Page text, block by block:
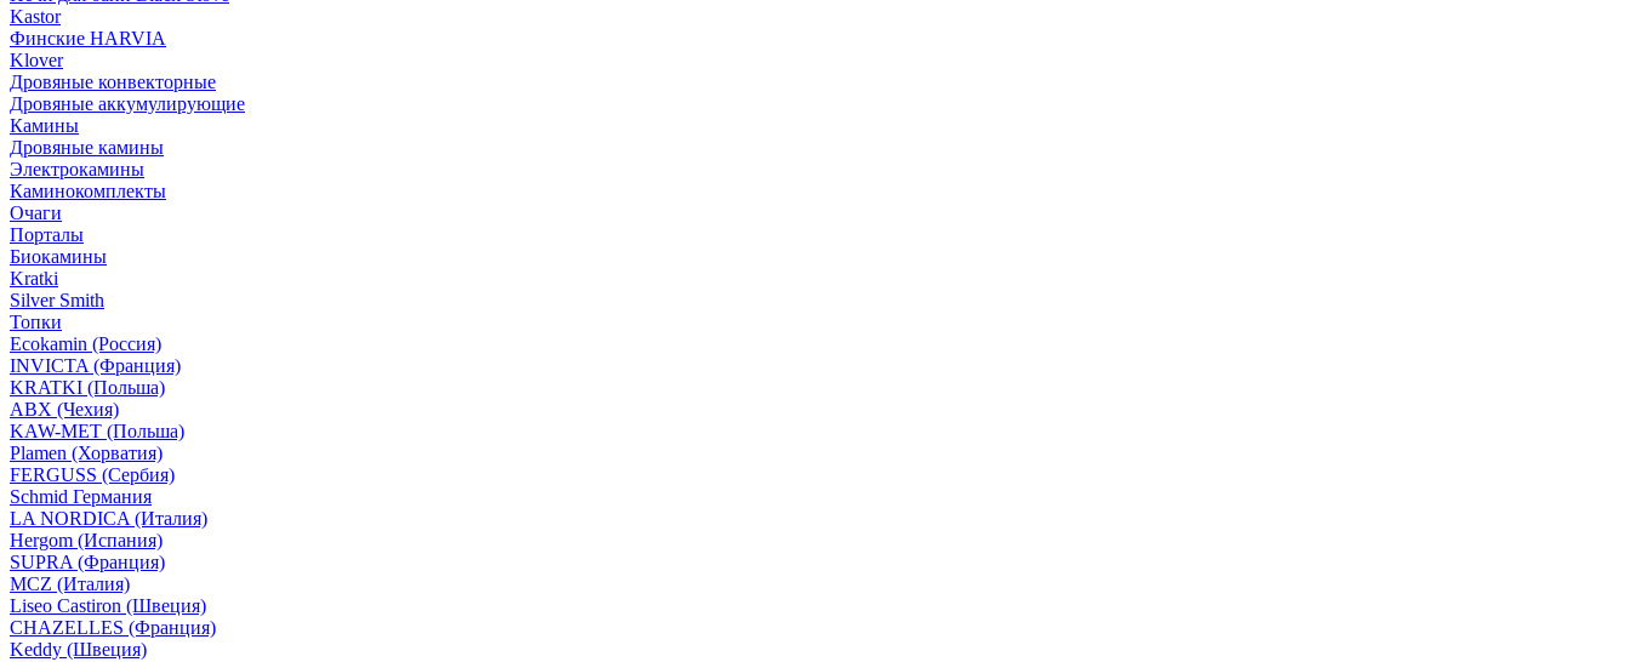
Kastor
Финские HARVIA
Klover
Дровяные конвекторные
Дровяные аккумулирующие
Камины
Дровяные камины
Электрокамины
Каминокомплекты
Очаги
Порталы
Биокамины
Kratki
Silver Smith
Топки
Ecokamin (Россия)
INVICTA (Франция)
KRATKI (Польша)
ABX (Чехия)
KAW-MET (Польша)
Plamen (Хорватия)
FERGUSS (Сербия)
Schmid Германия
LA NORDICA (Италия)
Hergom (Испания)
SUPRA (Франция)
MCZ (Италия)
Liseo Castiron (Швеция)
CHAZELLES (Франция)
Keddy (Швеция)